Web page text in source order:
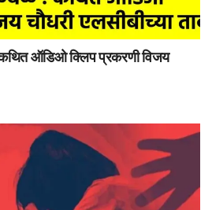
कथित ऑडिओ क्लिप प्रकरणी विजय